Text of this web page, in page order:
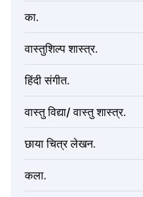
का.
वास्तुशिल्प शास्त्र.
हिंदी संगीत.
वास्तु विद्या/ वास्तु शास्त्र.
छाया चित्र लेखन.
कला.